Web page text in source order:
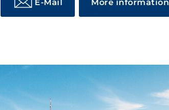
E-Mail More information